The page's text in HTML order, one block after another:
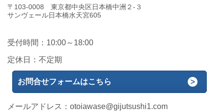
〒103-0008 東京都中央区日本橋中洲２-３
サンヴェール日本橋水天宮605
受付時間：10:00～18:00
定休日：不定期
お問合せフォームはこちら
メールアドレス： otoiawase@gijutsushi1.com